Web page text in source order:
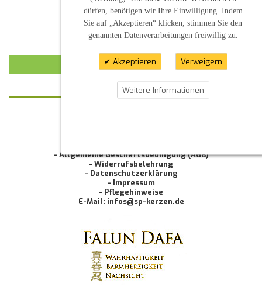
KUNDENMEINUNG ABSCHICKEN
- Allgemeine Geschäftsbedingung (AGB)
- Widerrufsbelehrung
- Datenschutzerklärung
- Impressum
- Pflegehinweise
E-Mail: infos@sp-kerzen.de
dürfen, benötigen wir Ihre Einwilligung. Indem
Sie auf „Akzeptieren“ klicken, stimmen Sie den
genannten Datenverarbeitungen freiwillig zu.
Akzeptieren Verweigern
Weitere Informationen